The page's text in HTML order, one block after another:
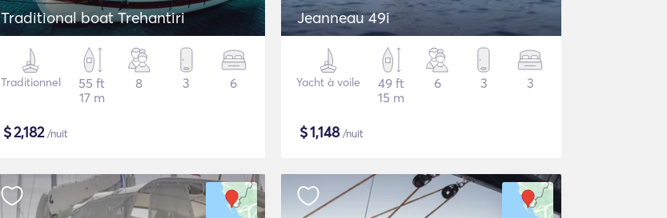
Traditional boat Trehantiri
Traditionnel
55 ft
17 m
8 3 6
$2,182/nuit
Jeanneau 49i
Yacht à voile
49 ft
15 m
6 3 3
$1,148/nuit